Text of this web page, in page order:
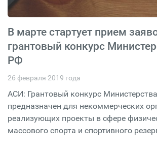
В марте стартует прием
грантовый конкурс
РФ
26 февраля 2019 года
АСИ: Грантовый конкурс
предназначен для некоммерческих
реализующих проекты в сфере
массового спорта и спортивного